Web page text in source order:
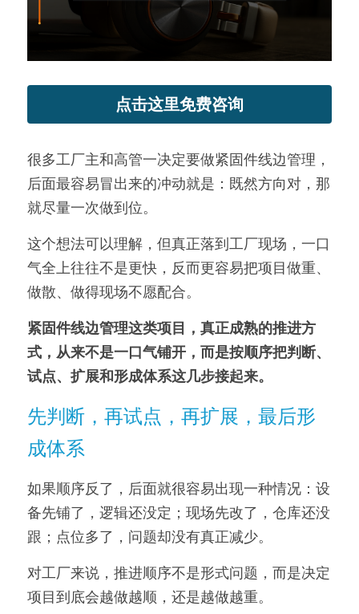
联系我们
点击这里免费咨询
很多工厂主和高管一决定要做紧固件线边管理，
后面最容易冒出来的冲动就是：既然方向对，那
就尽量一次做到位。
这个想法可以理解，但真正落到工厂现场，一口
气全上往往不是更快，反而更容易把项目做重、
做散、做得现场不愿配合。
紧固件线边管理这类项目，真正成熟的推进方
式，从来不是一口气铺开，而是按顺序把判断、
试点、扩展和形成体系这几步接起来。
先判断，再试点，再扩展，最后形
成体系
如果顺序反了，后面就很容易出现一种情况：设
备先铺了，逻辑还没定；现场先改了，仓库还没
跟；点位多了，问题却没有真正减少。
对工厂来说，推进顺序不是形式问题，而是决定
项目到底会越做越顺，还是越做越重。